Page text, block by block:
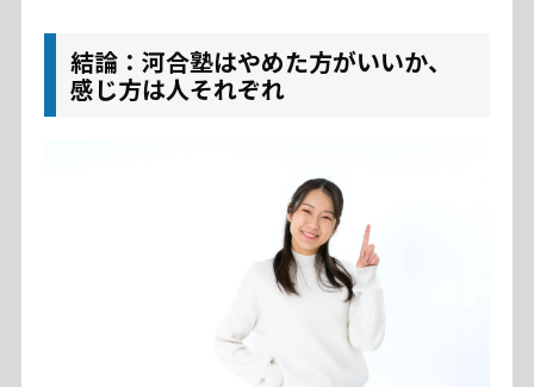
結論：河合塾はやめた方がいいか、
感じ方は人それぞれ